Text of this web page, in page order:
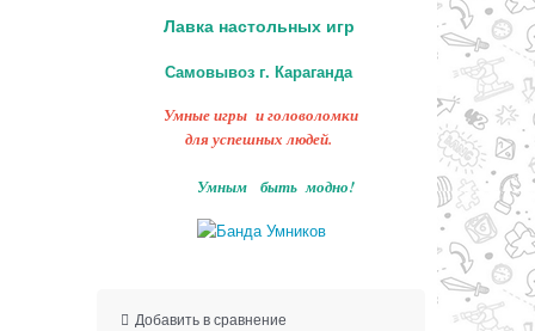
Лавка настольных игр
Самовывоз г. Караганда
Умные игры и головоломки
для успешных людей.
Умным быть модно!
Добавить в сравнение